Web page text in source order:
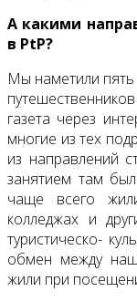
А какими
в PtP?
Мы наметили
газета через
многие из тех
из направлений
занятием там
чаще всего
колледжах и
туристическо-
обмен между
жили при